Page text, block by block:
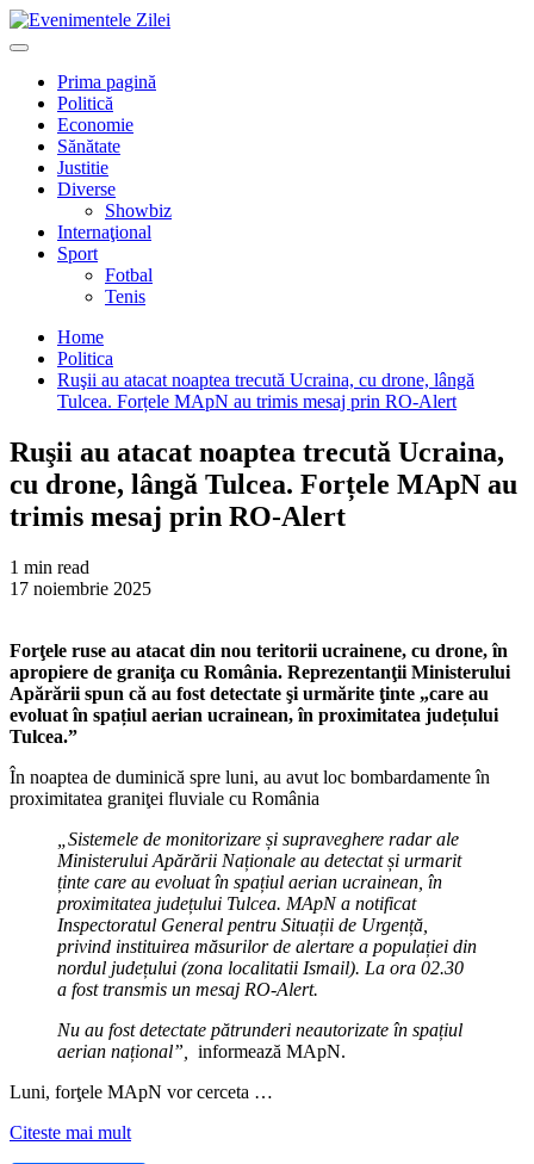
Mergi
la
Primary
Prima pagină
Politică
Economie
Sănătate
Justitie
Diverse
Showbiz
Internaţional
Sport
Fotbal
Tenis
Home
Politica
Ruşii au atacat noaptea trecută Ucraina, cu drone, lângă
Tulcea. Forțele MApN au trimis mesaj prin RO-Alert
Ruşii au atacat noaptea trecută Ucraina,
cu drone, lângă Tulcea. Forțele MApN au
trimis mesaj prin RO-Alert
1 min read
17 noiembrie 2025
Forţele ruse au atacat din nou teritorii ucrainene, cu drone, în
apropiere de graniţa cu România. Reprezentanţii Ministerului
Apărării spun că au fost detectate şi urmărite ţinte „care au
evoluat în spațiul aerian ucrainean, în proximitatea județului
Tulcea.”
În noaptea de duminică spre luni, au avut loc bombardamente în
proximitatea graniţei fluviale cu România
„Sistemele de monitorizare și supraveghere radar ale
Ministerului Apărării Naționale au detectat și urmarit
ținte care au evoluat în spațiul aerian ucrainean, în
proximitatea județului Tulcea. MApN a notificat
Inspectoratul General pentru Situații de Urgență,
privind instituirea măsurilor de alertare a populației din
nordul județului (zona localitatii Ismail). La ora 02.30
a fost transmis un mesaj RO-Alert.
Nu au fost detectate pătrunderi neautorizate în spațiul
aerian național”, informează MApN.
Luni, forţele MApN vor cerceta …
Citeste mai mult